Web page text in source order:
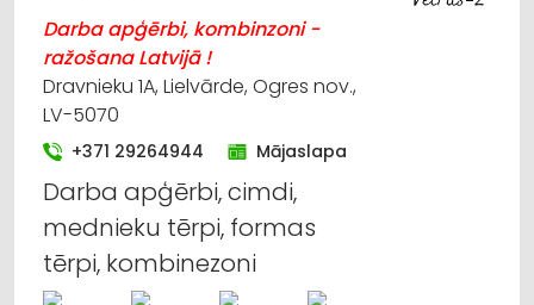
Darba apģērbi, kombinzoni -
ražošana Latvijā !
Dravnieku 1A, Lielvārde, Ogres nov.,
LV-5070
+371 29264944 Mājaslapa
Darba apģērbi, cimdi,
mednieku tērpi, formas
tērpi, kombinezoni